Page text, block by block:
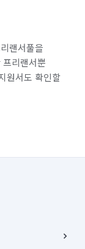
랜서풀을
리랜서뿐
원서도 확인할